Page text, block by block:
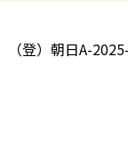
（登）朝日A-